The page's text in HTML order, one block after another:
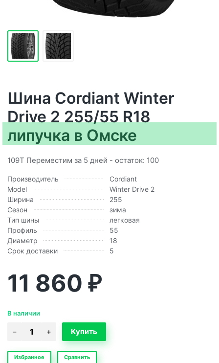
Шина Cordiant Winter
Drive 2 255/55 R18
липучка в Омске
109T Переместим за 5 дней - остаток: 100
Производитель
Cordiant
Model
Winter Drive 2
Ширина
255
Сезон
зима
Тип шины
легковая
Профиль
55
Диаметр
18
Срок доставки
5
11 860 ₽
В наличии
Избранное Сравнить